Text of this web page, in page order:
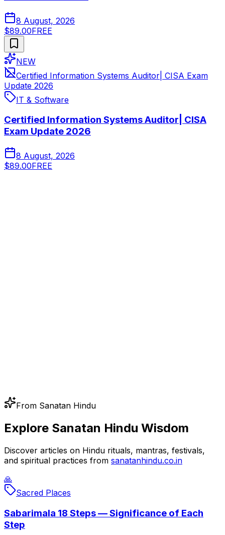
8 August, 2026
$89.00FREE
NEW
Certified Information Systems Auditor| CISA Exam
Update 2026
IT & Software
Certified Information Systems Auditor| CISA
Exam Update 2026
8 August, 2026
$89.00FREE
From Sanatan Hindu
Explore Sanatan Hindu Wisdom
Discover articles on Hindu rituals, mantras, festivals,
and spiritual practices from sanatanhindu.co.in
🙏
Sacred Places
Sabarimala 18 Steps — Significance of Each
Step